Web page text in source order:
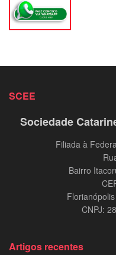
SCEE
Sociedade
Filiada à
Bairro
CNPJ:
Artigos recentes